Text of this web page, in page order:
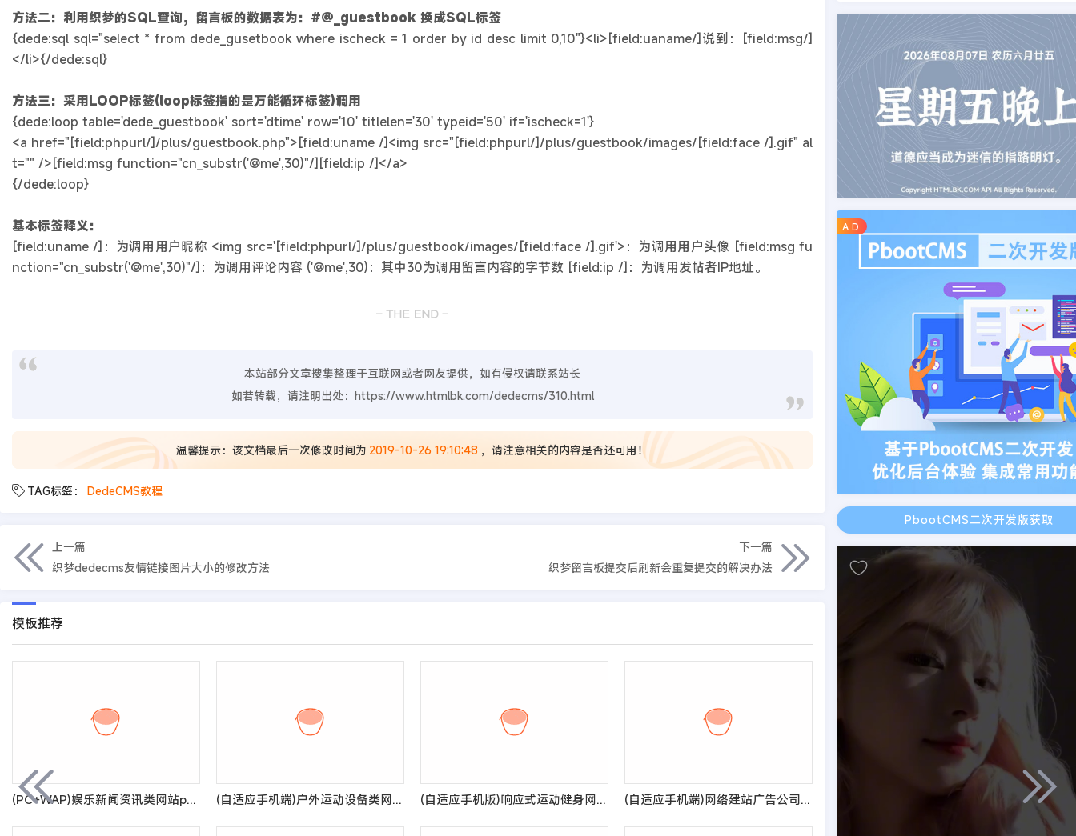
方法二：利用织梦的SQL查询，留言板的数据表为：#@_guestbook 换成SQL标签
{dede:sql sql="select * from dede_gusetbook where ischeck = 1 order by id desc limit 0,10"}<li>[field:uaname/]说到：[field:msg/]
</li>{/dede:sql}
方法三：采用LOOP标签(loop标签指的是万能循环标签)调用
{dede:loop table='dede_guestbook' sort='dtime' row='10' titlelen='30' typeid='50' if='ischeck=1'}
<a href="[field:phpurl/]/plus/guestbook.php">[field:uname /]<img src="[field:phpurl/]/plus/guestbook/images/[field:face /].gif" al
t="" />[field:msg function="cn_substr('@me',30)"/][field:ip /]</a>
{/dede:loop}
基本标签释义：
[field:uname /]：为调用用户昵称 <img src='[field:phpurl/]/plus/guestbook/images/[field:face /].gif'>：为调用用户头像 [field:msg fu
nction="cn_substr('@me',30)"/]：为调用评论内容 ('@me',30)：其中30为调用留言内容的字节数 [field:ip /]：为调用发帖者IP地址。
本站部分文章搜集整理于互联网或者网友提供，如有侵权请联系站长
如若转载，请注明出处： https://www.htmlbk.com/dedecms/310.html
温馨提示：该文档最后一次修改时间为 2019-10-26 19:10:48 ，请注意相关的内容是否还可用！
TAG标签： DedeCMS教程
上一篇
织梦dedecms友情链接图片大小的修改方法
下一篇
织梦留言板提交后刷新会重复提交的解决办法
模板推荐
(PC+WAP)娱乐新闻资讯类网站pbootcms模板 健康生活资讯博客网站源码 (自适应手机端)户外运动设备类网站pbootcms模板 体育运动服装网站源码 (自适应手机版)响应式运动健身网站pbootcms模板 健身瑜伽俱乐部网站源码 (自适应手机端)网络建站广告公司网站pbootcms模板 品牌策划设计类网站源码
A D
PbootCMS二次开发版获取